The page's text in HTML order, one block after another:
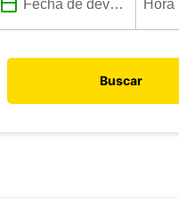
Buscar